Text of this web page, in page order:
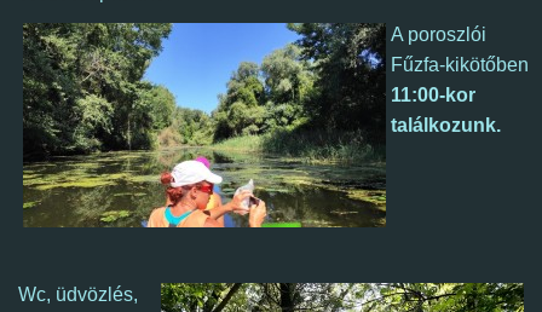
A poroszlói
Fűzfa-kikötőben
11:00-kor
találkozunk.
Wc, üdvözlés,